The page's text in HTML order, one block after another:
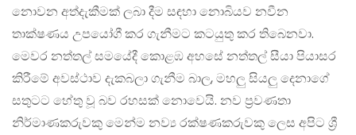
නොවන අත්දැකීමක් ලබා දීම සඳහා නොබියව නවීන
තාක්ෂණය උපයෝගී කර ගැනීමට කටයුතු කර තිබෙනවා.
මෙවර නත්තල් සමයේදී කොළඹ අහසේ නත්තල් සීයා පියාසර
කිරීමේ අවස්ථාව දැකබලා ගැනීම බාල, මහලු සියලු දෙනාගේ
සතුටට හේතු වූ බව රහසක් නොවෙයි. නව ප්‍රවණතා
නිර්මාණකරුවකු මෙන්ම නව්‍ය රක්ෂණකරුවකු ලෙස අපිට ශ්‍රී